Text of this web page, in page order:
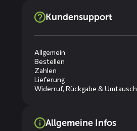
Kundensupport
Allgemein
Bestellen
Zahlen
Lieferung
Widerruf, Rückgabe & Umtausch
Allgemeine Infos